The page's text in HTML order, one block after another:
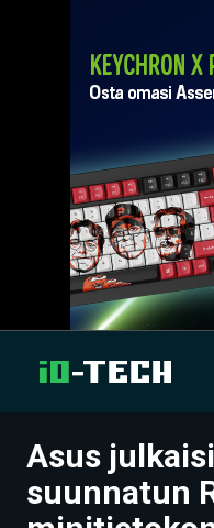
UUTISET
ARTIKKELIT
Asus
suunnatun